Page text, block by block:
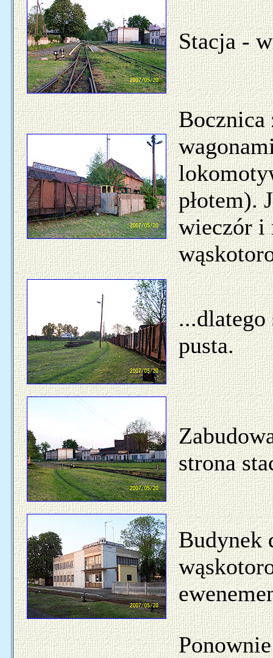
Stacja -
płotem).
wieczór i
pusta.
strona
Budynek